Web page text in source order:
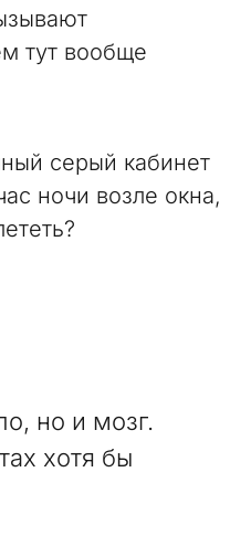
тут вообще
серый кабинет
ночи возле окна,
но и мозг.
хотя бы